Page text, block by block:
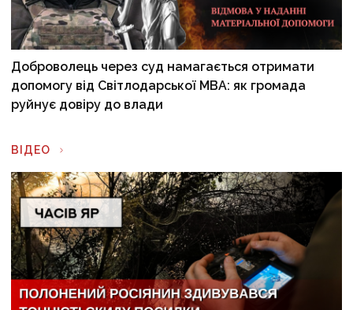
Доброволець через суд намагається отримати
допомогу від Світлодарської МВА: як громада
руйнує довіру до влади
ВІДЕО